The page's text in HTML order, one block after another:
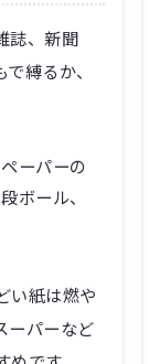
誌、新聞
縛るか、
ーパーの
ボール、
い紙は燃や
ーパーなど